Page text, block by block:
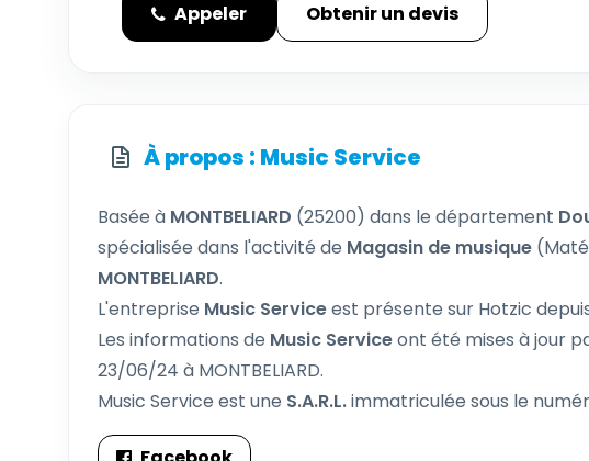
Appeler Obtenir un devis
À propos : Music Service
Basée à MONTBELIARD (25200) dans le département
spécialisée dans l'activité de Magasin de musique
MONTBELIARD.
L'entreprise Music Serviceest présente sur Hotzic
Les informations de Music Serviceont été mises à jour
23/06/24 à MONTBELIARD.
Music Service est une S.A.R.L.immatriculée sous le